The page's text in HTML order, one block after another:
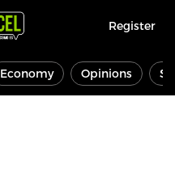
Register
Economy Opinions